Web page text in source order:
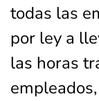
todas las
por ley a
las horas